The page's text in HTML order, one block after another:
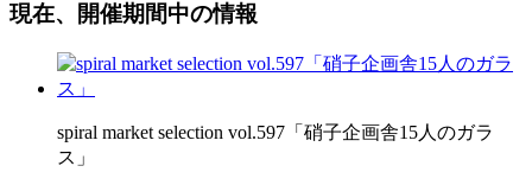
現在、開催期間中の情報
spiral market selection vol.597「硝子企画舎15人のガラ
ス」